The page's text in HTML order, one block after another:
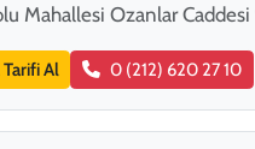
Mahallesi Ozanlar
Al 0 (212) 620 27 10